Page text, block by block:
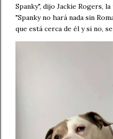
Spanky", dijo Jackie Rogers, la
"Spanky no hará nada sin
que está cerca de él y si no,